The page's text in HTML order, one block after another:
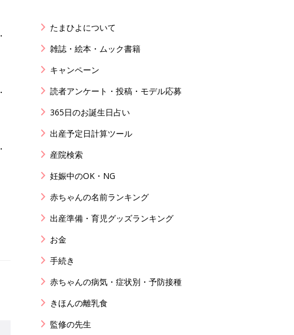
たまひよについて
雑誌・絵本・ムック書籍
キャンペーン
読者アンケート・投稿・モデル応募
365日のお誕生日占い
出産予定日計算ツール
産院検索
妊娠中のOK・NG
赤ちゃんの名前ランキング
出産準備・育児グッズランキング
お金
手続き
赤ちゃんの病気・症状別・予防接種
きほんの離乳食
監修の先生